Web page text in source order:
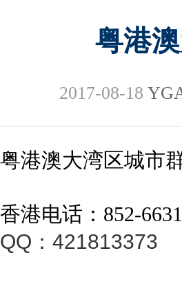
粤港
2017-08-18
粤港澳大湾区城市
香港电话：852-
QQ：421813373